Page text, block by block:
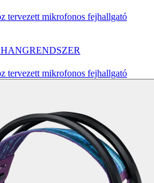
tervezett mikrofonos fejhallgató
tervezett mikrofonos fejhallgató